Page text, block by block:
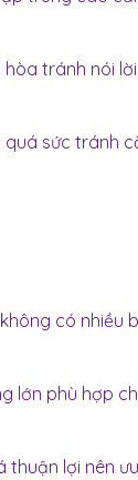
tránh nói
quá sức tránh
có nhiều
lớn phù hợp
lợi nên